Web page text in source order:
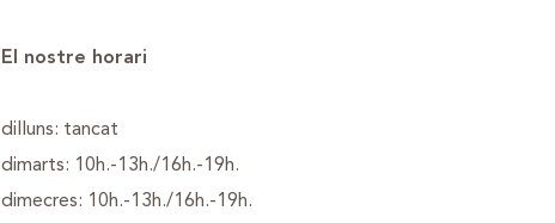
El nostre horari
dilluns: tancat
dimarts: 10h.-13h./16h.-19h.
dimecres: 10h.-13h./16h.-19h.